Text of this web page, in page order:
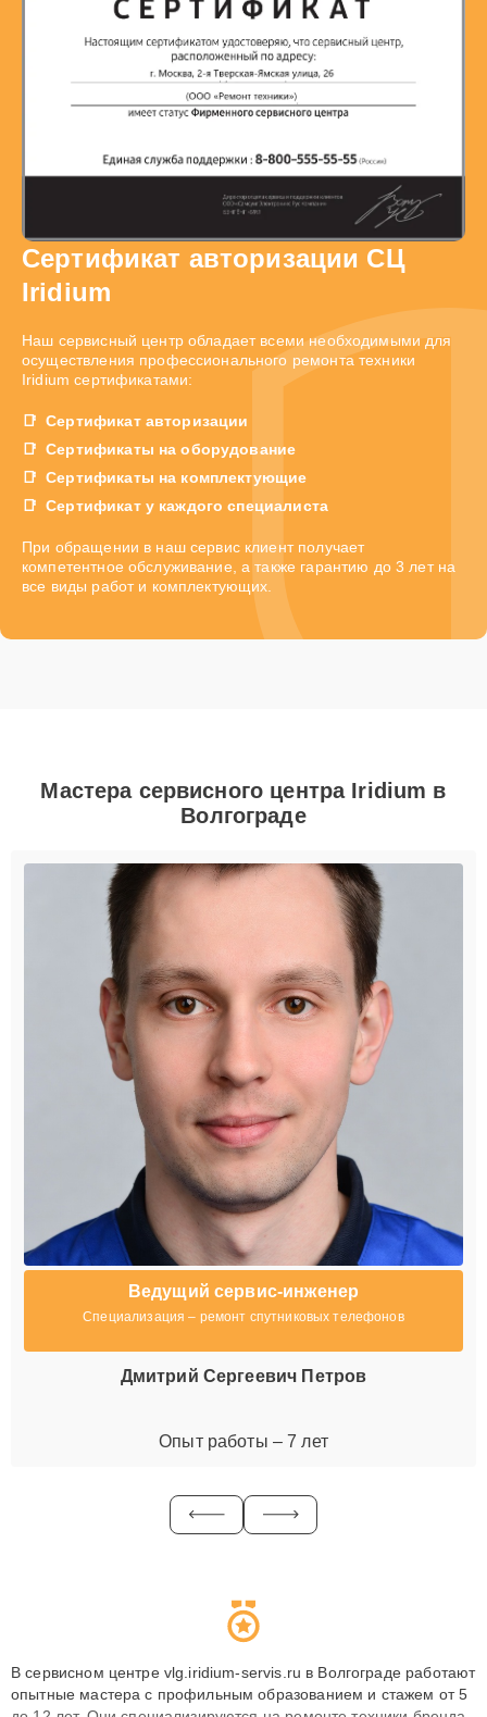
Сертификат авторизации СЦ
Iridium
Наш сервисный центр обладает всеми необходимыми для
осуществления профессионального ремонта техники
Iridium сертификатами:
Сертификат авторизации
Сертификаты на оборудование
Сертификаты на комплектующие
Сертификат у каждого специалиста
При обращении в наш сервис клиент получает
компетентное обслуживание, а также гарантию до 3 лет на
все виды работ и комплектующих.
Мастера сервисного центра Iridium в
Волгограде
Ведущий сервис-инженер
Специализация – ремонт спутниковых телефонов
Дмитрий Сергеевич Петров
Опыт работы – 7 лет
В сервисном центре vlg.iridium-servis.ru в Волгограде работают
опытные мастера с профильным образованием и стажем от 5